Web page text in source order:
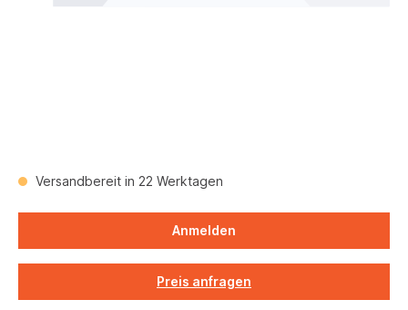
Versandbereit in 22 Werktagen
Anmelden
Preis anfragen